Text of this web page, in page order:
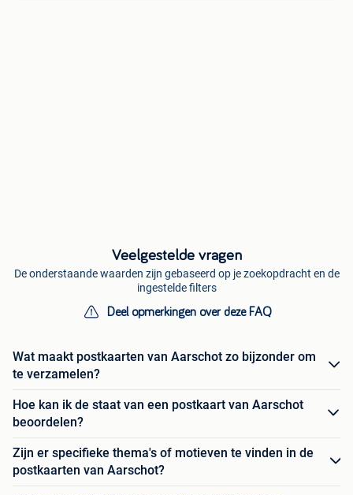
Veelgestelde vragen
De onderstaande waarden zijn gebaseerd op je zoekopdracht en de
ingestelde filters
Deel opmerkingen over deze FAQ
Wat maakt postkaarten van Aarschot zo bijzonder om
te verzamelen?
Hoe kan ik de staat van een postkaart van Aarschot
beoordelen?
Zijn er specifieke thema's of motieven te vinden in de
postkaarten van Aarschot?